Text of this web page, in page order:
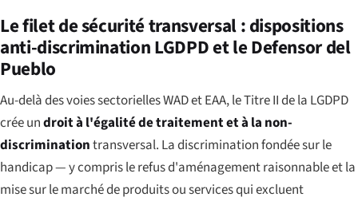
Le filet de sécurité transversal : dispositions
anti-discrimination LGDPD et le Defensor del
Pueblo
Au-delà des voies sectorielles WAD et EAA, le Titre II de la LGDPD
crée undroit à l'égalité de traitement et à la non-
discriminationtransversal. La discrimination fondée sur le
handicap — y compris le refus d'aménagement raisonnable et la
mise sur le marché de produits ou services qui excluent